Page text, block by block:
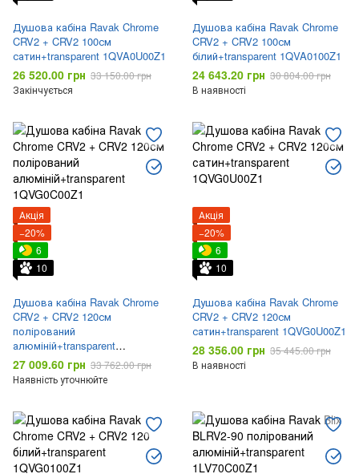
Душова кабіна Ravak Chrome
CRV2 + CRV2 100см
сатин+transparent 1QVA0U00Z1
26 520.00 грн 33 150.00 грн
Закінчується
Душова кабіна Ravak Chrome
CRV2 + CRV2 100см
білий+transparent 1QVA0100Z1
24 643.20 грн 30 804.00 грн
В наявності
Акція
−20%
6
10
Душова кабіна Ravak Chrome
CRV2 + CRV2 120см
полірований
алюміній+transparent
1QVG0C00Z1
27 009.60 грн 33 762.00 грн
Наявність уточнюйте
Акція
−20%
6
10
Душова кабіна Ravak Chrome
CRV2 + CRV2 120см
сатин+transparent 1QVG0U00Z1
28 356.00 грн 35 445.00 грн
В наявності